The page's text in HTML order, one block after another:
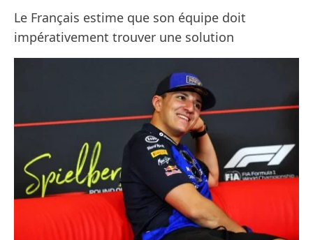
Le Français estime que son équipe doit
impérativement trouver une solution